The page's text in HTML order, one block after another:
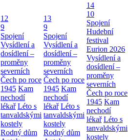
12
9
Spojení
Vysídlení a
dosídlení –
proměny
severních
Čech po roce
1945 Kam
nechodí
lékař Léto s
tanvaldskými
kostely
Rodný dům
13
9
Spojení
Vysídlení a
dosídlení –
proměny
severních
Čech po roce
1945 Kam
nechodí
lékař Léto s
tanvaldskými
kostely
Rodný dům
14
10
Spojení
Hudební
festival
Eurion 2026
Vysídlení a
dosídlení –
proměny
severních
Čech po roce
1945 Kam
nechodí
lékař Léto s
tanvaldskými
kostely